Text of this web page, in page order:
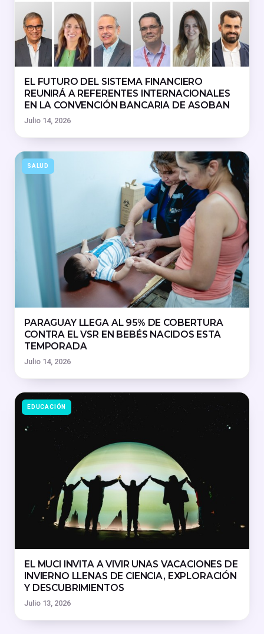
EL FUTURO DEL SISTEMA FINANCIERO
REUNIRÁ A REFERENTES INTERNACIONALES
EN LA CONVENCIÓN BANCARIA DE ASOBAN
Julio 14, 2026
SALUD
PARAGUAY LLEGA AL 95% DE COBERTURA
CONTRA EL VSR EN BEBÉS NACIDOS ESTA
TEMPORADA
Julio 14, 2026
EDUCACIÓN
EL MUCI INVITA A VIVIR UNAS VACACIONES DE
INVIERNO LLENAS DE CIENCIA, EXPLORACIÓN
Y DESCUBRIMIENTOS
Julio 13, 2026